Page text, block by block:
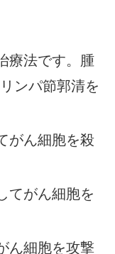
療法です。腫
ンパ節郭清を
がん細胞を殺
てがん細胞を
ん細胞を攻撃